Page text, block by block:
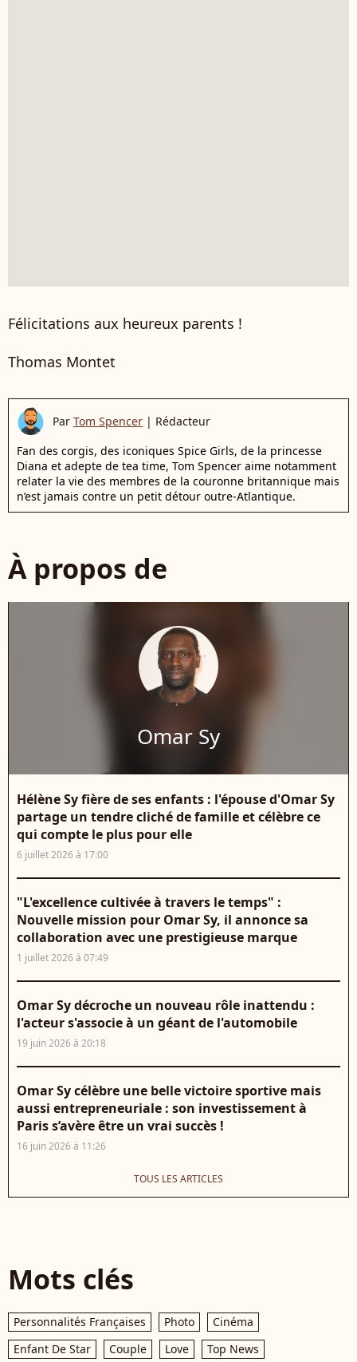
Félicitations aux heureux parents !
Thomas Montet
Par Tom Spencer | Rédacteur
Fan des corgis, des iconiques Spice Girls, de la princesse
Diana et adepte de tea time, Tom Spencer aime notamment
relater la vie des membres de la couronne britannique mais
n’est jamais contre un petit détour outre-Atlantique.
À propos de
Omar Sy
Hélène Sy fière de ses enfants : l'épouse d'Omar Sy
partage un tendre cliché de famille et célèbre ce
qui compte le plus pour elle
6 juillet 2026 à 17:00
"L'excellence cultivée à travers le temps" :
Nouvelle mission pour Omar Sy, il annonce sa
collaboration avec une prestigieuse marque
1 juillet 2026 à 07:49
Omar Sy décroche un nouveau rôle inattendu :
l'acteur s'associe à un géant de l'automobile
19 juin 2026 à 20:18
Omar Sy célèbre une belle victoire sportive mais
aussi entrepreneuriale : son investissement à
Paris s’avère être un vrai succès !
16 juin 2026 à 11:26
TOUS LES ARTICLES
Mots clés
Personnalités Françaises Photo
Cinéma
Enfant De Star
Couple Love Top News